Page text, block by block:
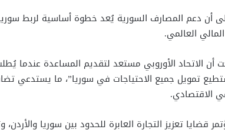
أن دعم المصارف السورية يُعد خطوة أساسية لربط
العالمي.
أن الاتحاد الأوروبي مستعد لتقديم المساعدة عندما
تمويل جميع الاحتياجات في سوريا”، ما يستدعي
الاقتصادي.
قضايا تعزيز التجارة العابرة للحدود بين سوريا